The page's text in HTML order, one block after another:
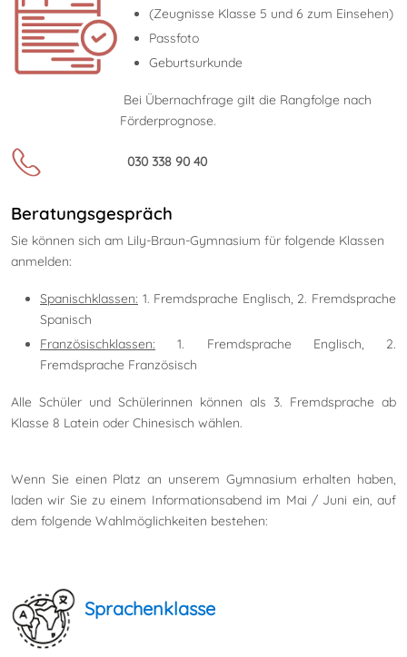
(Zeugnisse Klasse 5 und 6 zum Einsehen)
Passfoto
Geburtsurkunde
Bei Übernachfrage gilt die Rangfolge nach
Förderprognose.
030 338 90 40
Beratungsgespräch
Sie können sich am Lily-Braun-Gymnasium für folgende Klassen
anmelden:
Spanischklassen: 1. Fremdsprache Englisch, 2. Fremdsprache
Spanisch
Französischklassen: 1. Fremdsprache Englisch, 2.
Fremdsprache Französisch
Alle Schüler und Schülerinnen können als 3. Fremdsprache ab
Klasse 8 Latein oder Chinesisch wählen.
Wenn Sie einen Platz an unserem Gymnasium erhalten haben,
laden wir Sie zu einem Informationsabend im Mai / Juni ein, auf
dem folgende Wahlmöglichkeiten bestehen:
Sprachenklasse